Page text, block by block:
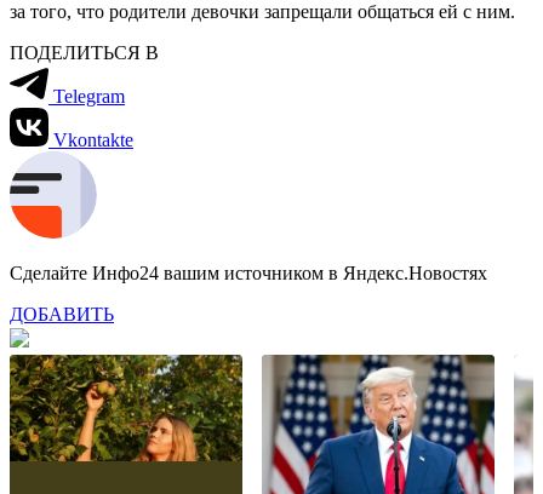
за того, что родители девочки запрещали общаться ей с ним.
ПОДЕЛИТЬСЯ В
Telegram
Vkontakte
Сделайте Инфо24 вашим источником в Яндекс.Новостях
ДОБАВИТЬ